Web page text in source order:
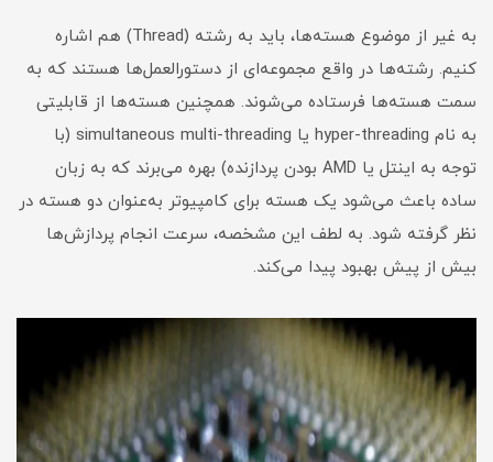
به غیر از موضوع هسته‌ها، باید به رشته (Thread) هم اشاره
کنیم. رشته‌ها در واقع مجموعه‌ای از دستورالعمل‌ها هستند که به
سمت هسته‌ها فرستاده می‌شوند. همچنین هسته‌ها از قابلیتی
به نام hyper-threading یا simultaneous multi-threading (با
توجه به اینتل یا AMD بودن پردازنده) بهره می‌برند که به زبان
ساده باعث می‌شود یک هسته برای کامپیوتر به‌عنوان دو هسته در
نظر گرفته شود. به لطف این مشخصه، سرعت انجام پردازش‌ها
بیش از پیش بهبود پیدا می‌کند.